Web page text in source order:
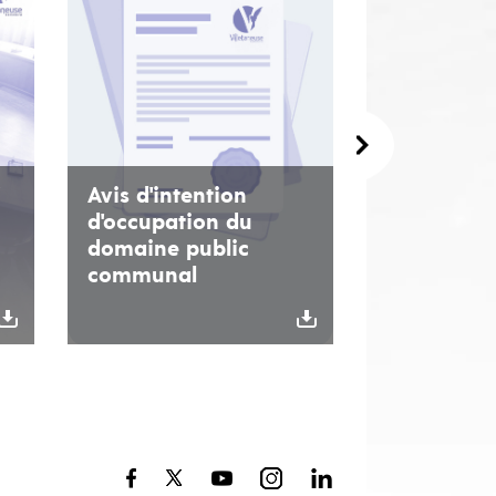
Avis d'intention
d'occupation du
domaine public
communal